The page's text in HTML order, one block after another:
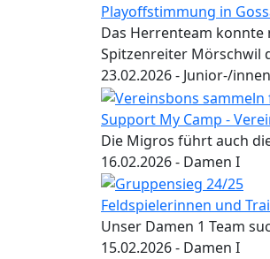
Playoffstimmung in
Das Herrenteam konnte
Spitzenreiter Mörschwil
23.02.2026- Junior-/innen
Support My Camp -
Die Migros führt auch
16.02.2026- Damen I
Feldspielerinnen und
Unser Damen 1 Team
15.02.2026- Damen I